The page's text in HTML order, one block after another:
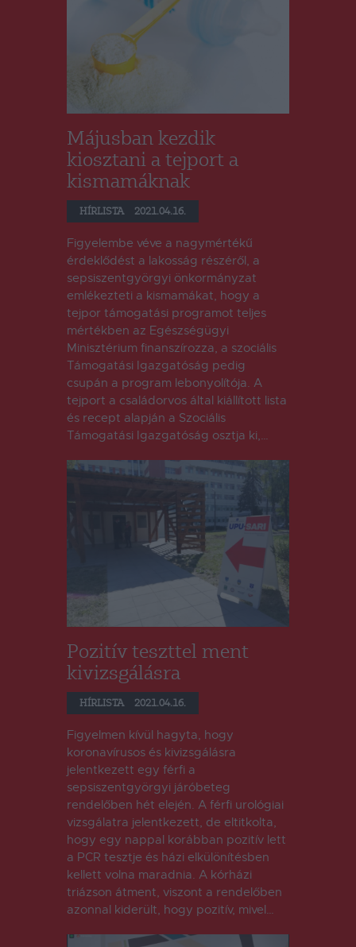
Májusban kezdik
kiosztani a tejport a
kismamáknak
HÍRLISTA 2021.04.16.
Figyelembe véve a nagymértékű
érdeklődést a lakosság részéről, a
sepsiszentgyörgyi önkormányzat
emlékezteti a kismamákat, hogy a
tejpor támogatási programot teljes
mértékben az Egészségügyi
Minisztérium finanszírozza, a szociális
Támogatási Igazgatóság pedig
csupán a program lebonyolítója. A
tejport a családorvos által kiállított lista
és recept alapján a Szociális
Támogatási Igazgatóság osztja ki,…
Pozitív teszttel ment
kivizsgálásra
HÍRLISTA 2021.04.16.
Figyelmen kívül hagyta, hogy
koronavírusos és kivizsgálásra
jelentkezett egy férfi a
sepsiszentgyörgyi járóbeteg
rendelőben hét elején. A férfi urológiai
vizsgálatra jelentkezett, de eltitkolta,
hogy egy nappal korábban pozitív lett
a PCR tesztje és házi elkülönítésben
kellett volna maradnia. A kórházi
triázson átment, viszont a rendelőben
azonnal kiderült, hogy pozitív, mivel…